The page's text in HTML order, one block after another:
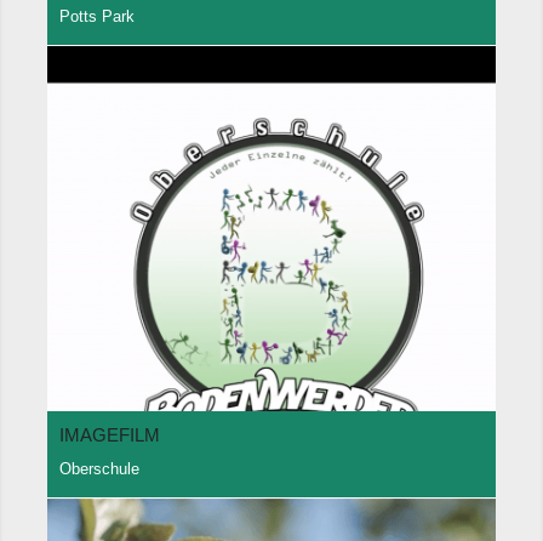
Potts Park
IMAGEFILM
Oberschule